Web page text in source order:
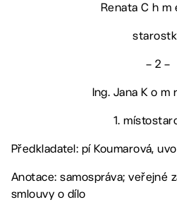
Renata C h m
– 2 –
Ing. Jana K o m
1.
Předkladatel: pí Koumarová,
Anotace: samospráva; veřejné
smlouvy o dílo